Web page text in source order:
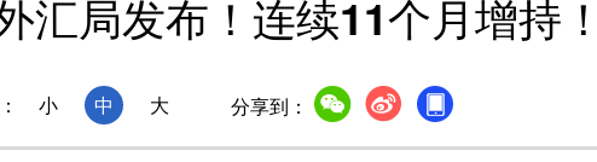
汇局发布！连续11个月增持！
小 中 大 分享到：